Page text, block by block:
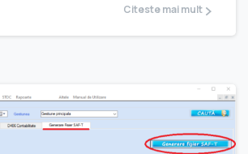
Citeste mai mult